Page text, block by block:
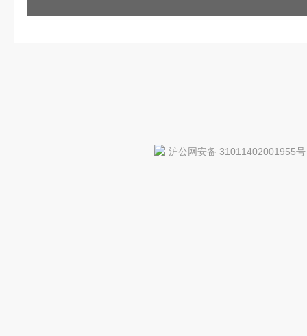
沪公网安备 31011402001955号